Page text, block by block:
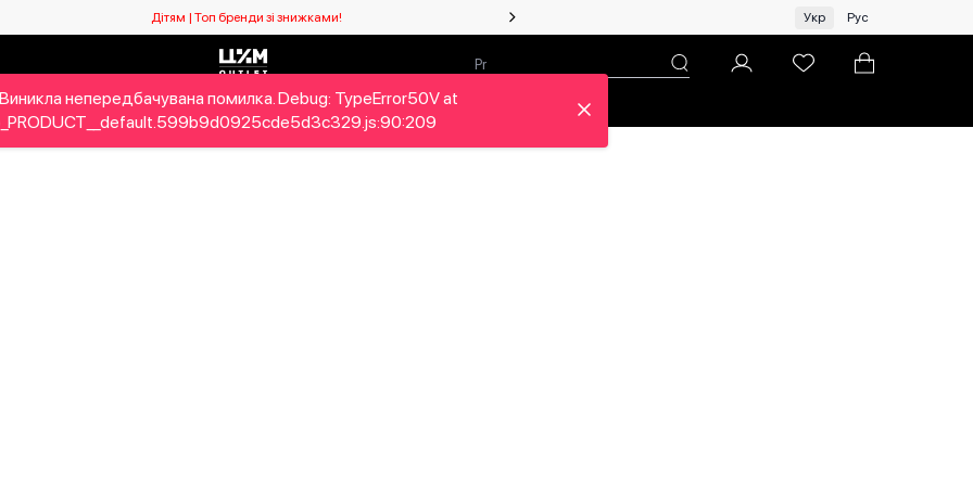
Дітям | Топ бренди зі знижками! Жінкам | Топ бренди зі знижками!
Укр Рус
Дітям Home&Gifts Бренди Новий сезон Про ЦУМ
непередбачувана помилка. Debug: TypeError50V at